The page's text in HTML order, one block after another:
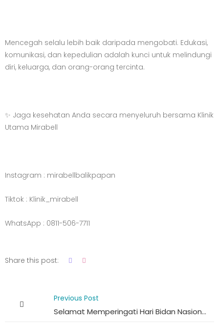
Mencegah selalu lebih baik daripada mengobati. Edukasi,
komunikasi, dan kepedulian adalah kunci untuk melindungi
diri, keluarga, dan orang-orang tercinta.
✨ Jaga kesehatan Anda secara menyeluruh bersama Klinik
Utama Mirabell
Instagram : mirabellbalikpapan
Tiktok : Klinik_mirabell
WhatsApp : 0811-506-7711
Share this post:
Previous Post
Selamat Memperingati Hari Bidan Nasional 2026